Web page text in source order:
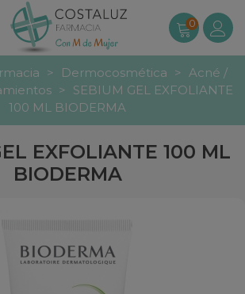
0
> Dermocosmética > Acné /
>
SEBIUM GEL EXFOLIANTE
100 ML BIODERMA
EXFOLIANTE 100 ML
BIODERMA